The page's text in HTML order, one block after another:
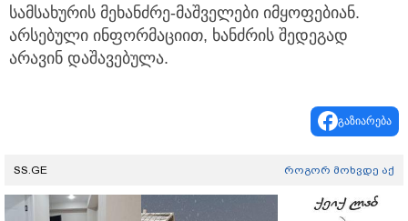
სამსახურის მეხანძრე-მაშველები იმყოფებიან.
არსებული ინფორმაციით, ხანძრის შედეგად
არავინ დაშავებულა.
გაზიარება
SS.GE როგორ მოხვდე აქ